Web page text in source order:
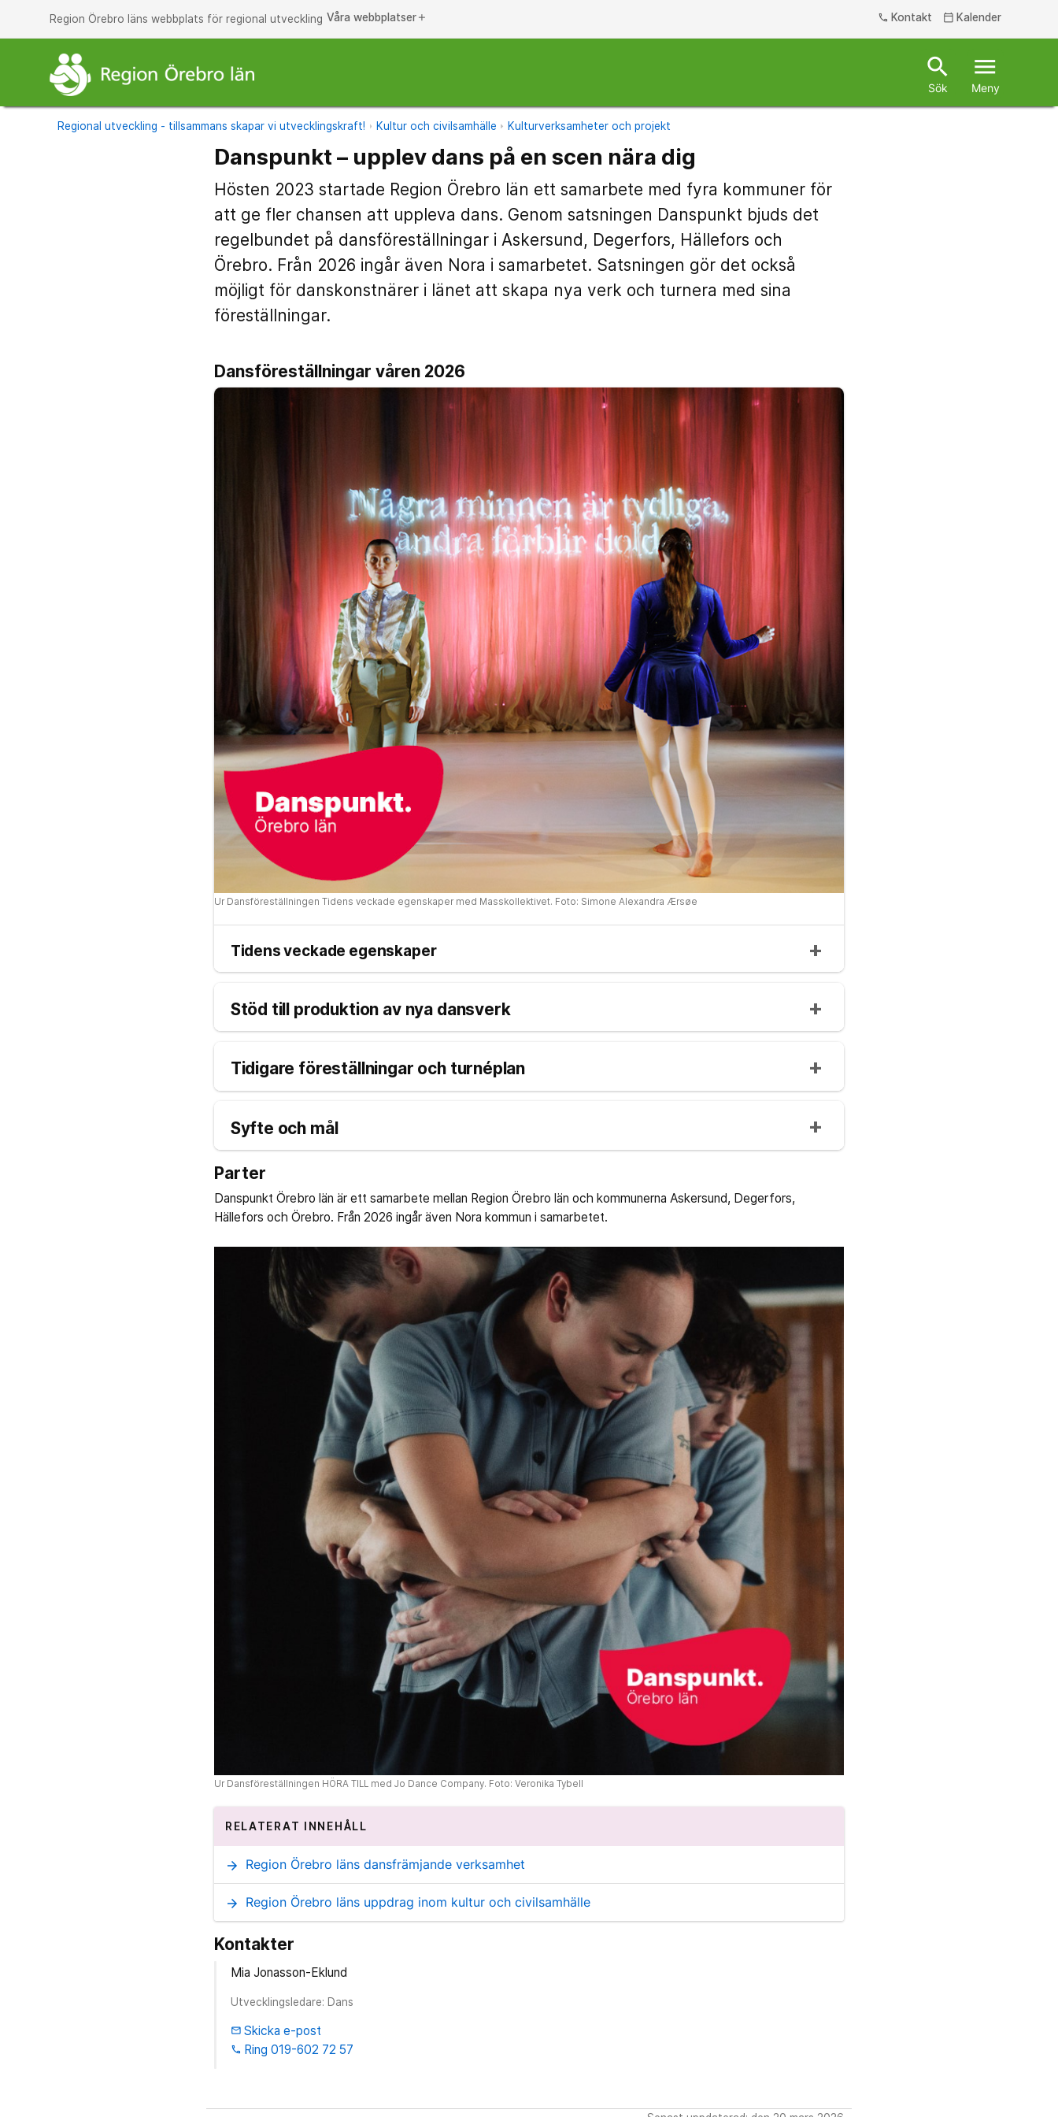
Region Örebro läns webbplats för regional utveckling Våra webbplatser add phone Kontakt calendar_today Kalender
search
Sök
menu
Meny
Regional utveckling - tillsammans skapar vi utvecklingskraft! Kultur och civilsamhälle Kulturverksamheter och projekt
Danspunkt – upplev dans på en scen nära dig
Hösten 2023 startade Region Örebro län ett samarbete med fyra kommuner för
att ge fler chansen att uppleva dans. Genom satsningen Danspunkt bjuds det
regelbundet på dansföreställningar i Askersund, Degerfors, Hällefors och
Örebro. Från 2026 ingår även Nora i samarbetet. Satsningen gör det också
möjligt för danskonstnärer i länet att skapa nya verk och turnera med sina
föreställningar.
Dansföreställningar våren 2026
Ur Dansföreställningen Tidens veckade egenskaper med Masskollektivet. Foto: Simone Alexandra Ærsøe
Tidens veckade egenskaper
Stöd till produktion av nya dansverk
Tidigare föreställningar och turnéplan
Syfte och mål
Parter
Danspunkt Örebro län är ett samarbete mellan Region Örebro län och kommunerna Askersund, Degerfors,
Hällefors och Örebro. Från 2026 ingår även Nora kommun i samarbetet.
Ur Dansföreställningen HÖRA TILL med Jo Dance Company. Foto: Veronika Tybell
RELATERAT INNEHÅLL
arrow_forward Region Örebro läns dansfrämjande verksamhet
arrow_forward Region Örebro läns uppdrag inom kultur och civilsamhälle
Kontakter
Mia Jonasson-Eklund
Utvecklingsledare: Dans
email Skicka e-post
phone Ring 019-602 72 57